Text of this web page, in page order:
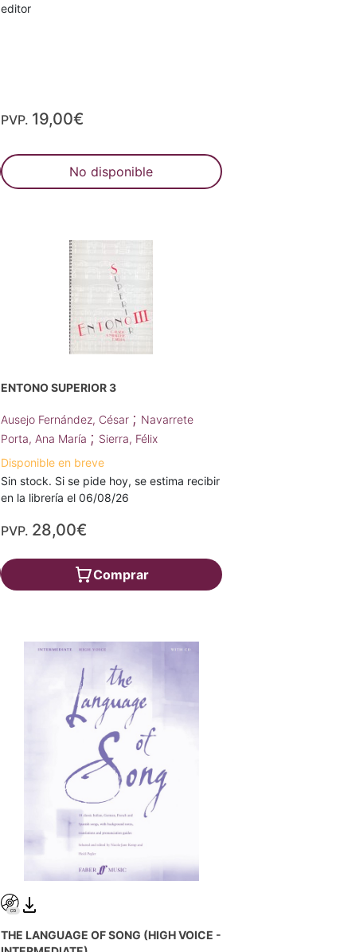
editor
PVP. 19,00€
No disponible
ENTONO SUPERIOR 3
Ausejo Fernández, César ; Navarrete
Porta, Ana María ; Sierra, Félix
Disponible en breve
Sin stock. Si se pide hoy, se estima recibir
en la librería el 06/08/26
PVP. 28,00€
Comprar
THE LANGUAGE OF SONG (HIGH VOICE -